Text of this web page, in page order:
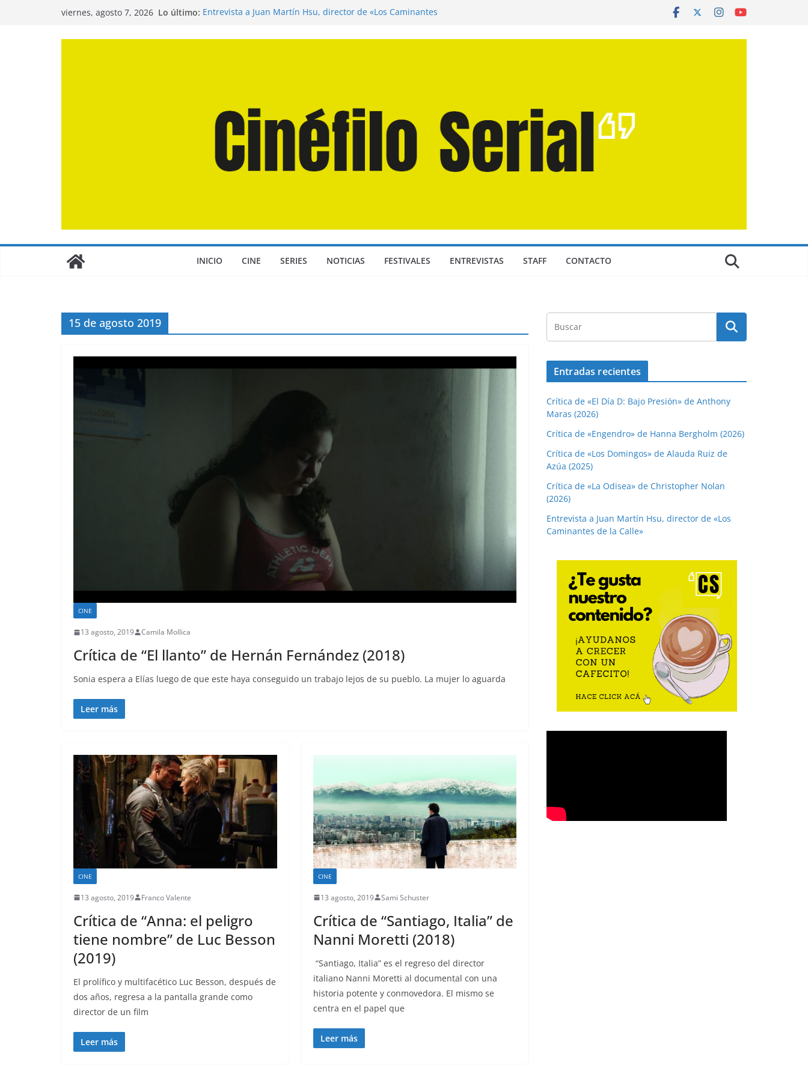
viernes, agosto 7, 2026 Lo último: Entrevista a Juan Martín Hsu, director de «Los Caminantes
INICIO CINE SERIES NOTICIAS FESTIVALES ENTREVISTAS STAFF CONTACTO
15 de agosto 2019
CINE
13 agosto, 2019 Camila Mollica
Crítica de “El llanto” de Hernán Fernández (2018)
Sonia espera a Elías luego de que este haya conseguido un trabajo lejos de su pueblo. La mujer lo aguarda
Leer más
CINE
13 agosto, 2019 Franco Valente
Crítica de “Anna: el peligro
tiene nombre” de Luc Besson
(2019)
El prolífico y multifacético Luc Besson, después de
dos años, regresa a la pantalla grande como
director de un film
Leer más
CINE
13 agosto, 2019 Sami Schuster
Crítica de “Santiago, Italia” de
Nanni Moretti (2018)
“Santiago, Italia” es el regreso del director
italiano Nanni Moretti al documental con una
historia potente y conmovedora. El mismo se
centra en el papel que
Leer más
Entradas recientes
Crítica de «El Día D: Bajo Presión» de Anthony
Maras (2026)
Crítica de «Engendro» de Hanna Bergholm (2026)
Crítica de «Los Domingos» de Alauda Ruiz de
Azúa (2025)
Crítica de «La Odisea» de Christopher Nolan
(2026)
Entrevista a Juan Martín Hsu, director de «Los
Caminantes de la Calle»